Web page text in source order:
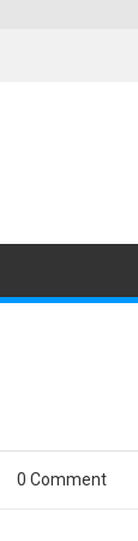
0 Comment